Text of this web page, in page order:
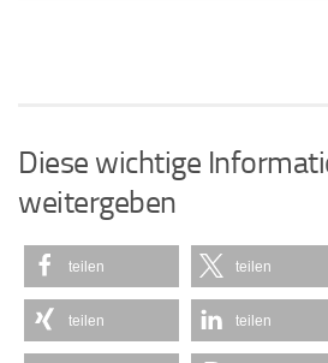
Diese wichtige
weitergeben
teilen teilen
teilen teilen